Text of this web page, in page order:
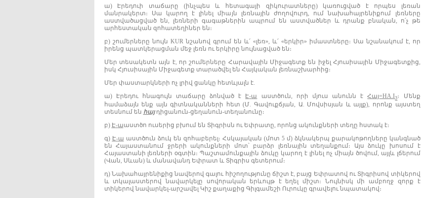
ա) Էրեդուի տաճարը (ինչպես և հետագայի զիկուրատները) կառուցված է որպես լեռան
մանրակերտ։ Սա կարող է լինել միայն լեռնային ժողովուրդ, ում նախահայրենիքում լեռները
աստվածացված են, լեռների գագաթներին ապրում են աստվածներ և դրանք բնական, ո՛չ թե
արհեստական զոհատեղիներ են։
բ) շումերները նույն KUR նշանով գրում են և՛ «լեռ», և՛ «երկիր» իմաստները։ Սա նշանակում է, որ
իրենց պատկերացման մեջ լեռն ու երկիրը նույնացված են։
Մեր տեսակետն այն է, որ շումերները Հարավային Միջագետք են իջել Հյուսիսային Միջագետքից,
իսկ Հյուսիսային Միջագետք տարածվել են Հայկական լեռնաշխարհից։
Մեր փաստարկների ոչ լրիվ ցանկը հետևյալն է.
ա) Էրեդու հնագույն տաճարը ձոնված է Է‐ա աստծուն, որի մյուս անունն էՀայ=HA.I3։ Մենք
համաձայն ենք այն գիտնականների հետ (Մ. Գավուքճյան, Ա. Մովսիսյան և այլք), որոնք այստեղ
տեսնում են հայդիցանուն‐ցեղանուն‐տեղանունը։
բ) Է‐աաստծո ուսերից բխում են Տիգրիսն ու Եփրատը, որոնց ակունքների տեղը հստակ է։
գ) Է‐ա աստծուն ձուկ են զոհաբերել։ Հսկայական (մոտ 5 մ) ձկնակերպ քարակոթողները կանգնած
են Հայաստանում ջրերի ակունքների մոտ՝ բարձր լեռնային տեղանքում։ Այս ձուկը խոսում է
Հայաստանի լեռների օգտին։ Պաշտամունքային ձուկը կարող է լինել ոչ միայն ծովում, այլև լճերում
(Վան, Սևան) և մանավանդ Եփրատ և Տիգրիս գետերում։
դ) Նախահայրենիքից նավերով գալու հիշողությունը ճիշտ է, բայց Եփրատով ու Տիգրիսով տիկերով
և տկալաստերով նավարկելը սովորական երևույթ է եղել միշտ։ Նույնիսկ մի ամբողջ զորք է
տիկերով նավարկել‐արշավել Կիշ քաղաքից Գիլգամեշի Ուրուկը գրավելու նպատակով։